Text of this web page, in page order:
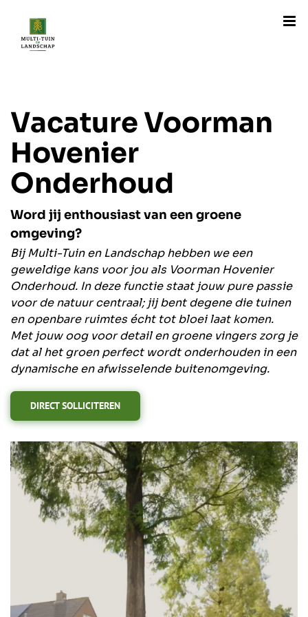
inhoud
Vacature Voorman
Hovenier
Onderhoud
Word jij enthousiast van een groene
omgeving?
Bij Multi-Tuin en Landschap hebben we een
geweldige kans voor jou als Voorman Hovenier
Onderhoud. In deze functie staat jouw pure passie
voor de natuur centraal; jij bent degene die tuinen
en openbare ruimtes écht tot bloei laat komen.
Met jouw oog voor detail en groene vingers zorg je
dat al het groen perfect wordt onderhouden in een
dynamische en afwisselende buitenomgeving.
DIRECT SOLLICITEREN